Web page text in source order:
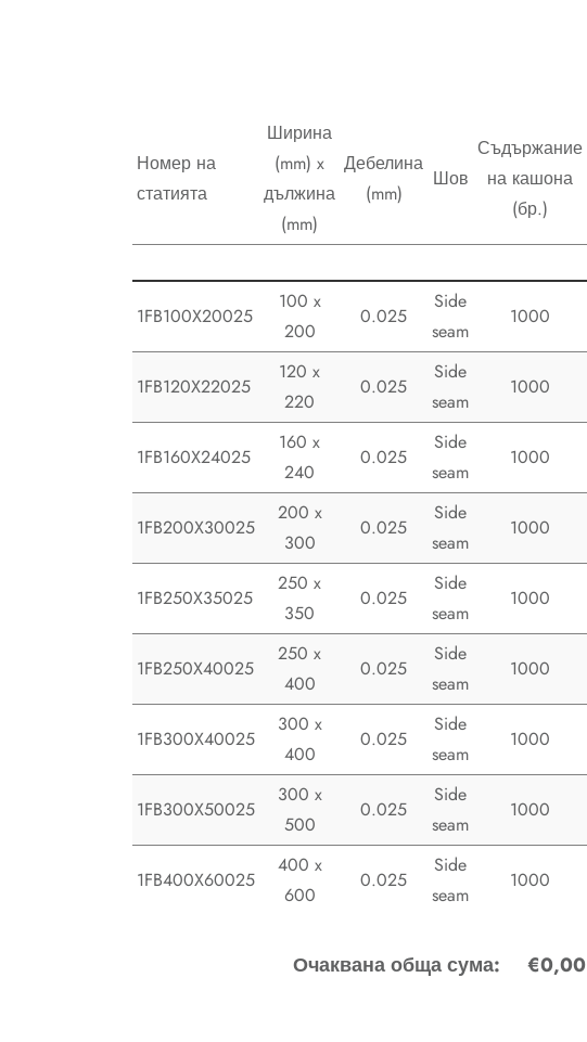
Номер на
статията
Ширина
(mm) x
дължина
(mm)
Дебелина
(mm)
Шов
Съдържание
на кашона
(бр.)
1FB100X20025
100 x
200
0.025
Side
seam
1000
1FB120X22025
120 x
220
0.025
Side
seam
1000
1FB160X24025
160 x
240
0.025
Side
seam
1000
1FB200X30025
200 x
300
0.025
Side
seam
1000
1FB250X35025
250 x
350
0.025
Side
seam
1000
1FB250X40025
250 x
400
0.025
Side
seam
1000
1FB300X40025
300 x
400
0.025
Side
seam
1000
1FB300X50025
300 x
500
0.025
Side
seam
1000
1FB400X60025
400 x
600
0.025
Side
seam
1000
Очаквана обща сума: €0,00